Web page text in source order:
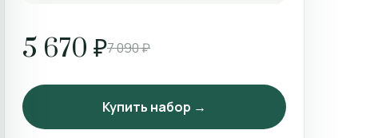
5 670 ₽7 090 ₽
Купить набор →